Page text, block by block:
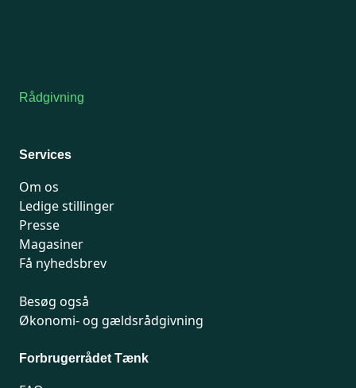
Rådgivning
Services
Om os
Ledige stillinger
Presse
Magasiner
Få nyhedsbrev
Besøg også
Økonomi- og gældsrådgivning
Forbrugerrådet Tænk